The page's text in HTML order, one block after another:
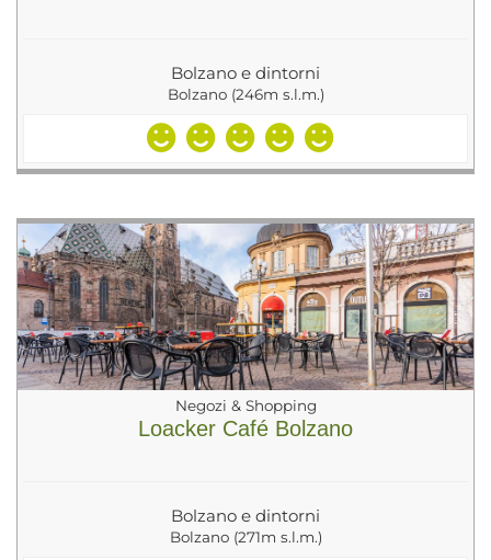
Bolzano e dintorni
Bolzano (246m s.l.m.)
Negozi & Shopping
Loacker Café Bolzano
Bolzano e dintorni
Bolzano (271m s.l.m.)